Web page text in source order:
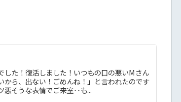
た！復活しました！いつもの口の悪いMさん
ら、出ない！ごめんね！」と言われたのです
悪そうな表情でご来室‥も...